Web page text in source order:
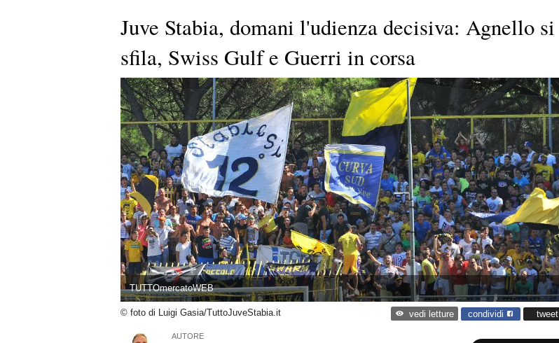
Juve Stabia, domani l'udienza decisiva: Agnello si
sfila, Swiss Gulf e Guerri in corsa
TUTTOmercatoWEB
© foto di Luigi Gasia/TuttoJuveStabia.it vedi letture condividi tweet
AUTORE